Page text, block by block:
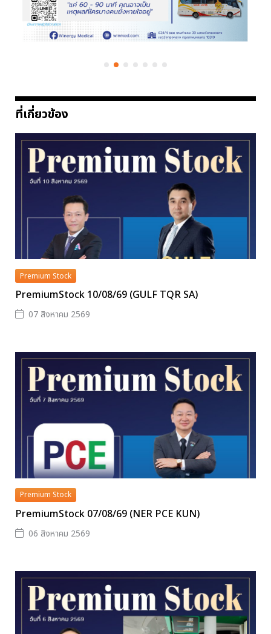
ที่เกี่ยวข้อง
Premium Stock
PremiumStock 10/08/69 (GULF TQR SA)
07 สิงหาคม 2569
Premium Stock
PremiumStock 07/08/69 (NER PCE KUN)
06 สิงหาคม 2569